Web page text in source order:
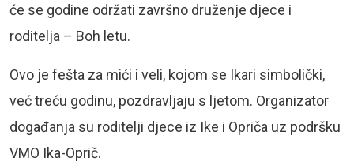
će se godine održati završno druženje djece i
roditelja – Boh letu.
Ovo je fešta za mići i veli, kojom se Ikari simbolički,
već treću godinu, pozdravljaju s ljetom. Organizator
događanja su roditelji djece iz Ike i Opriča uz podršku
VMO Ika-Oprič.